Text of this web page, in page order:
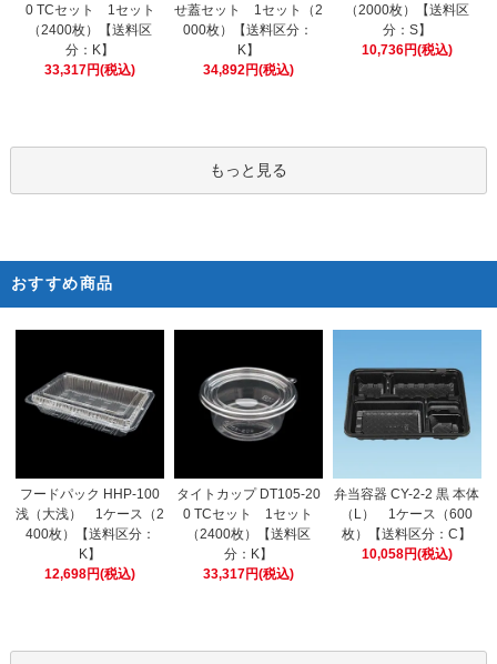
0 TCセット 1セット
（2400枚）【送料区
分：K】
33,317円(税込)
せ蓋セット 1セット（2
000枚）【送料区分：
K】
34,892円(税込)
（2000枚）【送料区
分：S】
10,736円(税込)
もっと見る
おすすめ商品
フードパック HHP-100
浅（大浅） 1ケース（2
400枚）【送料区分：
K】
12,698円(税込)
タイトカップ DT105-20
0 TCセット 1セット
（2400枚）【送料区
分：K】
33,317円(税込)
弁当容器 CY-2-2 黒 本体
（L） 1ケース（600
枚）【送料区分：C】
10,058円(税込)